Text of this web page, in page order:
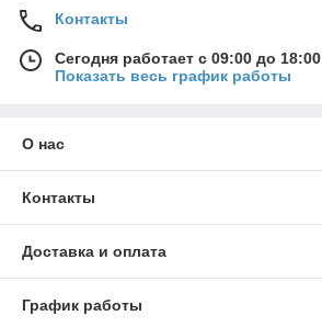
Контакты
Сегодня работает с 09:00 до 18:00
Показать весь график работы
О нас
Контакты
Доставка и оплата
График работы